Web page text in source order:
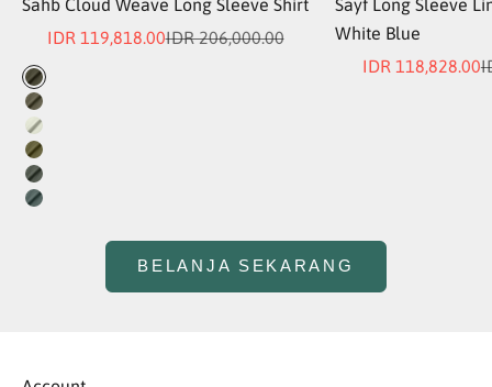
Sahb Cloud Weave Long Sleeve Shirt
Sale price
IDR 119,818.00Regular price
IDR 206,000.00
Color
Dark Green
Dusk Olive
Light Green
Olive
Olive Green
Pine Green
Sayf Long Sleeve
White Blue
Sale price
IDR 118,828.00
BELANJA SEKARANG